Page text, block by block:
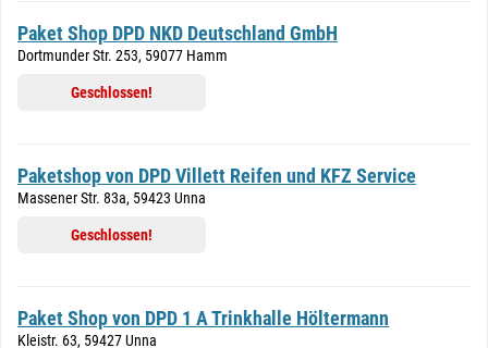
Paket Shop DPD NKD Deutschland GmbH
Dortmunder Str. 253, 59077 Hamm
Geschlossen!
Paketshop von DPD Villett Reifen und KFZ Service
Massener Str. 83a, 59423 Unna
Geschlossen!
Paket Shop von DPD 1 A Trinkhalle Höltermann
Kleistr. 63, 59427 Unna